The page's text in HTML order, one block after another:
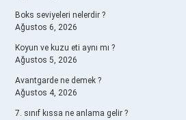
Boks seviyeleri nelerdir ?
Ağustos 6, 2026
Koyun ve kuzu eti aynı mı ?
Ağustos 5, 2026
Avantgarde ne demek ?
Ağustos 4, 2026
7. sınıf kıssa ne anlama gelir ?